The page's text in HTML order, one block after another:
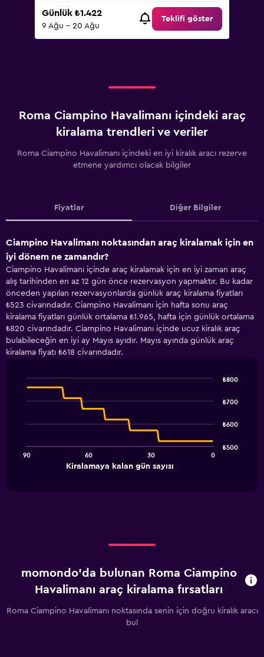
Günlük ₺1.422
9 Ağu - 20 Ağu
Teklifi göster
Roma Ciampino Havalimanı içindeki araç
kiralama trendleri ve veriler
Roma Ciampino Havalimanı içindeki en iyi kiralık aracı rezerve
etmene yardımcı olacak bilgiler
Fiyatlar Diğer Bilgiler
Ciampino Havalimanı noktasından araç kiralamak için en
iyi dönem ne zamandır?
Ciampino Havalimanı içinde araç kiralamak için en iyi zaman araç
alış tarihinden en az 12 gün önce rezervasyon yapmaktır. Bu kadar
önceden yapılan rezervasyonlarda günlük araç kiralama fiyatları
₺523 civarındadır. Ciampino Havalimanı için hafta sonu araç
kiralama fiyatları günlük ortalama ₺1.965, hafta için günlük ortalama
₺820 civarındadır. Ciampino Havalimanı içinde ucuz kiralık araç
bulabileceğin en iyi ay Mayıs ayıdır. Mayıs ayında günlük araç
kiralama fiyatı ₺618 civarındadır.
Line
chart
The
sayısı.
Range:
categories.
Kiralamaya kalan gün sayısı
90 60 30 0
₺500
₺600
₺700
₺800
momondo'da bulunan Roma Ciampino
Havalimanı araç kiralama fırsatları
Roma Ciampino Havalimanı noktasında senin için doğru kiralık aracı
bul